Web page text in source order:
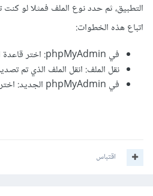
التطبيق، ثم حدد نوع الملف فمثلا لو كنت
اتباع هذه الخطوات:
في phpMyAdmin: اختر قاعدة البيانات ثم "تصدير".
نقل الملف: انقل الملف الذي تم
في phpMyAdmin الجديد: اختر "استيراد" وقم بتحديد الملف.
اقتباس